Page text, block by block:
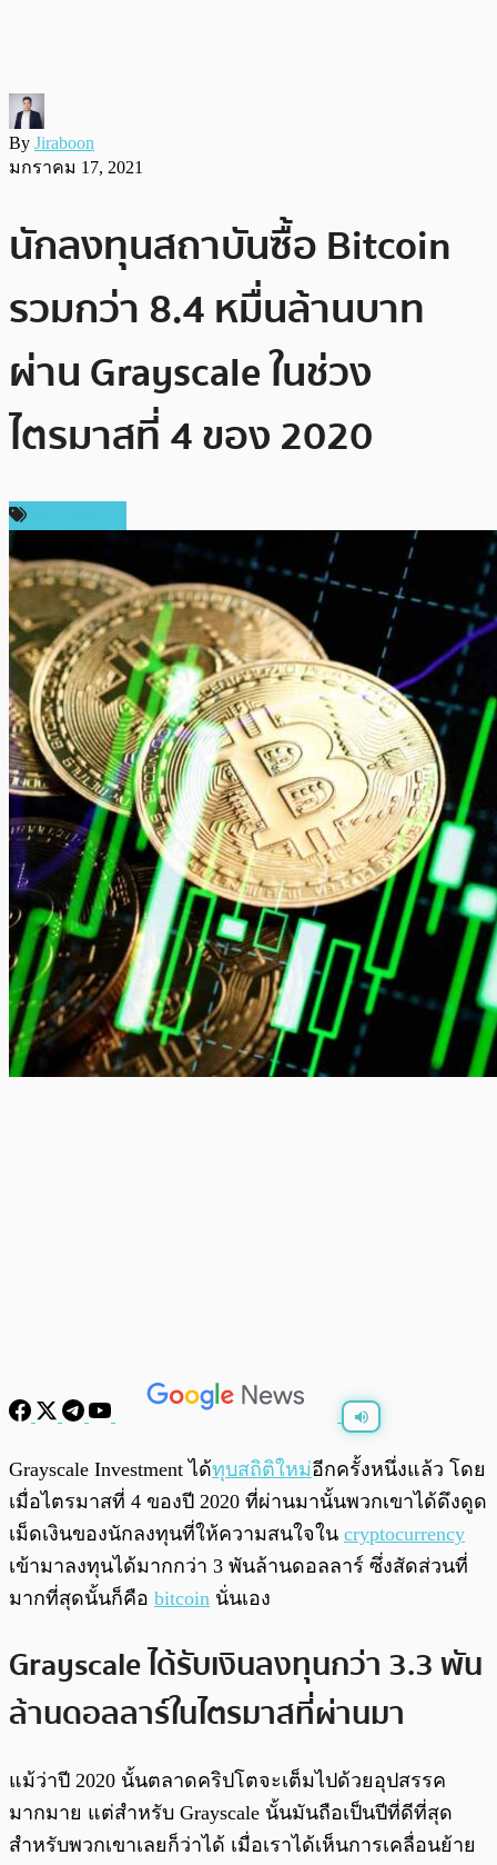
By Jiraboon
มกราคม 17, 2021
นักลงทุนสถาบันซื้อ Bitcoin
รวมกว่า 8.4 หมื่นล้านบาท
ผ่าน Grayscale ในช่วง
ไตรมาสที่ 4 ของ 2020
0:00 0:00
Grayscale Investment ได้ทุบสถิติใหม่อีกครั้งหนึ่งแล้ว โดย
เมื่อไตรมาสที่ 4 ของปี 2020 ที่ผ่านมานั้นพวกเขาได้ดึงดูด
เม็ดเงินของนักลงทุนที่ให้ความสนใจใน cryptocurrency
เข้ามาลงทุนได้มากกว่า 3 พันล้านดอลลาร์ ซึ่งสัดส่วนที่
มากที่สุดนั้นก็คือ bitcoin นั่นเอง
Grayscale ได้รับเงินลงทุนกว่า 3.3 พัน
ล้านดอลลาร์ในไตรมาสที่ผ่านมา
แม้ว่าปี 2020 นั้นตลาดคริปโตจะเต็มไปด้วยอุปสรรค
มากมาย แต่สำหรับ Grayscale นั้นมันถือเป็นปีที่ดีที่สุด
สำหรับพวกเขาเลยก็ว่าได้ เมื่อเราได้เห็นการเคลื่อนย้าย